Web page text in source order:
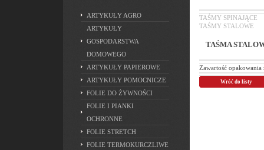
ARTYKUŁY AGRO
ARTYKUŁY
GOSPODARSTWA
DOMOWEGO
ARTYKUŁY PAPIEROWE
ARTYKUŁY POMOCNICZE
FOLIE DO ŻYWNOŚCI
FOLIE I PIANKI
OCHRONNE
FOLIE STRETCH
FOLIE TERMOKURCZLIWE
TAŚMY SPINAJĄCE
TAŚMY STALOWE
TAŚMA
Zawartość
Wróć do listy